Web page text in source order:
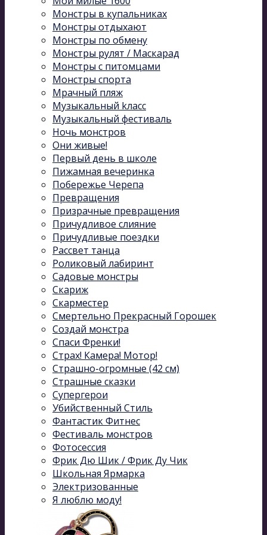
Монстры в купальниках
Монстры отдыхают
Монстры по обмену
Монстры рулят / Маскарад
Монстры с питомцами
Монстры спорта
Мрачный пляж
Музыкальный kласс
Музыкальный фестиваль
Ночь монстров
Они живые!
Первый день в школе
Пижамная вечеринка
Побережье Черепа
Превращения
Призрачные превращения
Причудливое слияние
Причудливые поездки
Рассвет танца
Роликовый лабиринт
Садовые монстры
Скариж
Скарместер
Смертельно Прекрасный Горошек
Создай монстра
Спаси Френки!
Страх! Камера! Мотор!
Страшно-огромные (42 см)
Страшные сказки
Супергерои
Убийственный Стиль
Фантастик Фитнес
Фестиваль монстров
Фотосессия
Фрик Дю Шик / Фрик Ду Чик
Школьная Ярмарка
Электризованные
Я люблю моду!